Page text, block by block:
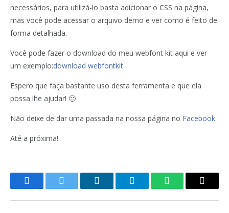
necessários, para utilizá-lo basta adicionar o CSS na página,
mas você pode acessar o arquivo demo e ver como é feito de
forma detalhada.
Você pode fazer o download do meu webfont kit aqui e ver
um exemplo:download webfontkit
Espero que faça bastante uso desta ferramenta e que ela
possa lhe ajudar! 🙂
Não deixe de dar uma passada na nossa página no Facebook
Até a próxima!
FacebookTwitter LinkedInTelegramWhatsAppCopy